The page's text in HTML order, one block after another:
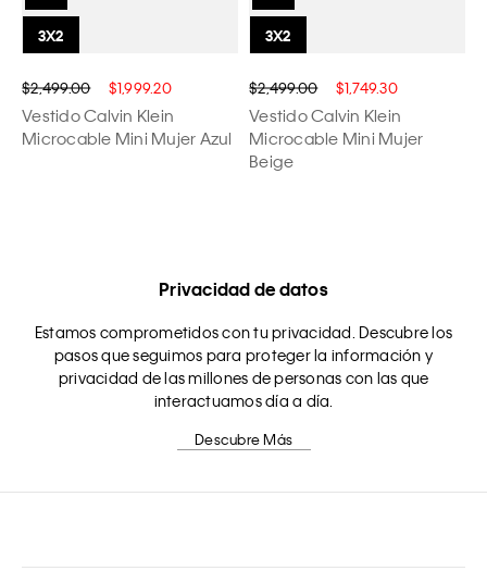
$2,499.00 $1,999.20
Vestido Calvin Klein
Microcable Mini Mujer Azul
$2,499.00 $1,749.30
Vestido Calvin Klein
Microcable Mini Mujer
Beige
Privacidad de datos
Estamos comprometidos con tu privacidad. Descubre los
pasos que seguimos para proteger la información y
privacidad de las millones de personas con las que
interactuamos día a día.
Descubre Más